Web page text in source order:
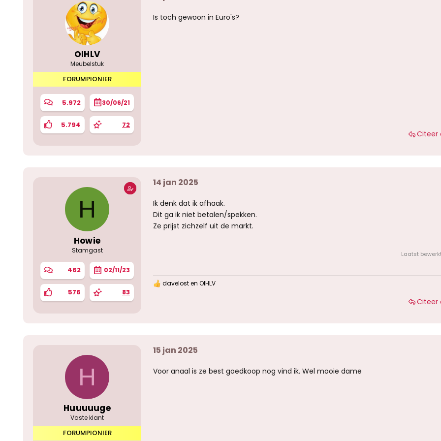
OIHLV
Meubelstuk
FORUMPIONIER
5.972 30/06/21
5.794 72
Is toch gewoon in Euro's?
Citeer
H
Howie
Stamgast
462 02/11/23
576 83
14 jan 2025
Ik denk dat ik afhaak.
Dit ga ik niet betalen/spekken.
Ze prijst zichzelf uit de markt.
Laatst
W
n
n
davelosten OIHLV
Citeer
H
Huuuuuge
Vaste klant
FORUMPIONIER
15 jan 2025
Voor anaal is ze best goedkoop nog vind ik. Wel mooie dame